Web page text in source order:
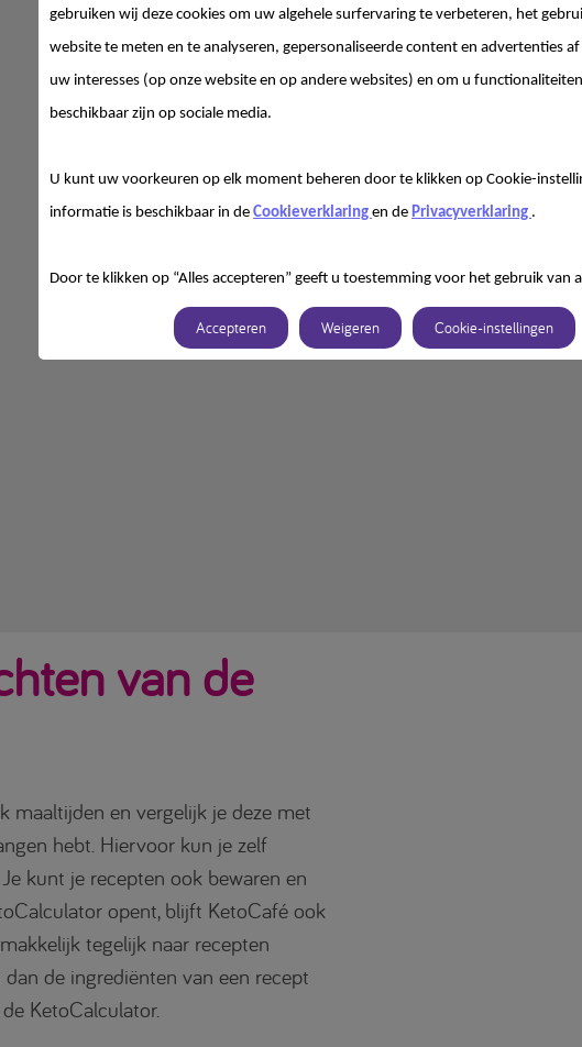
van de
maaltijden en vergelijk je deze met
hebt. Hiervoor kun je zelf
kunt je recepten ook bewaren en
opent, blijft KetoCafé ook
tegelijk naar recepten
de ingrediënten van een recept
KetoCalculator.
gebruiken wij deze cookies om uw algehele surfervaring te verbeteren, het
website te meten en te analyseren, gepersonaliseerde content en advertenties
uw interesses (op onze website en op andere websites) en om u
beschikbaar zijn op sociale media.
U kunt uw voorkeuren op elk moment beheren door te klikken op Cookie-
informatie is beschikbaar in de Cookieverklaring en de Privacyverklaring .
Door te klikken op “Alles accepteren” geeft u toestemming voor het gebruik van
Accepteren Weigeren Cookie-instellingen